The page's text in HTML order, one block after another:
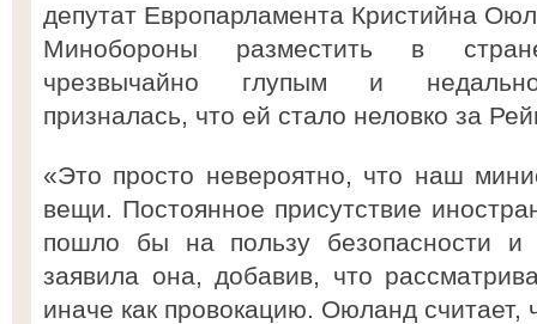
депутат Европарламента Кристийна
Минобороны разместить в
чрезвычайно глупым и
призналась, что ей стало неловко за
«Это просто невероятно, что наш
вещи. Постоянное присутствие
пошло бы на пользу безопасности и
заявила она, добавив, что
иначе как провокацию. Оюланд считает,